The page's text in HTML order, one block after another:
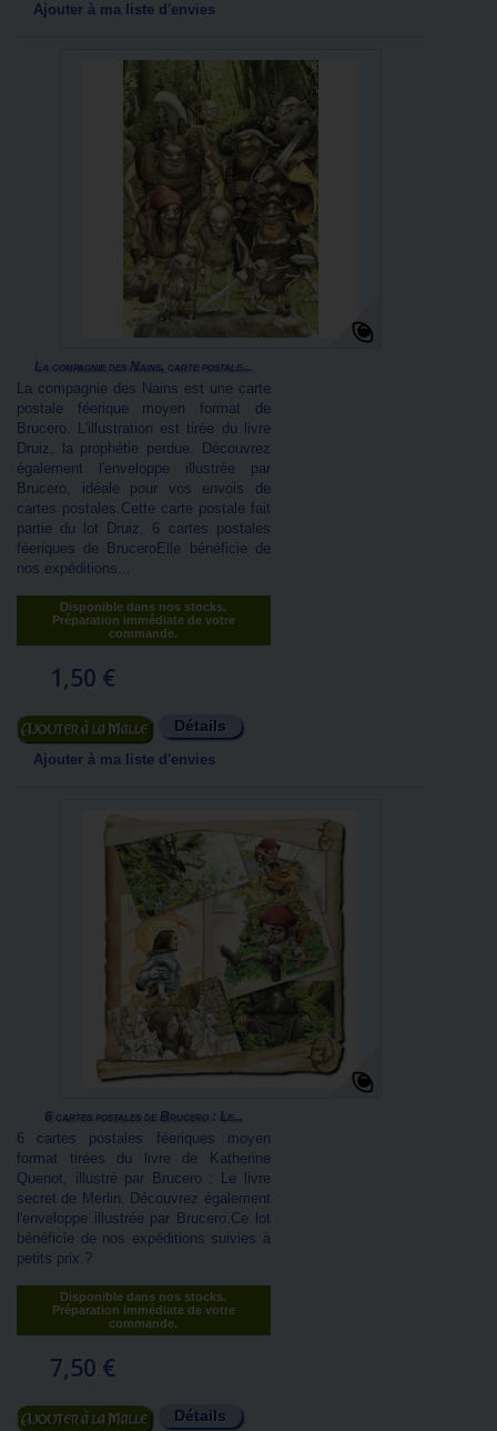
Ajouter à ma liste d'envies
La compagnie des Nains, carte postale...
La compagnie des Nains est une carte
postale féerique moyen format de
Brucero. L'illustration est tirée du livre
Druiz, la prophétie perdue. Découvrez
également l'enveloppe illustrée par
Brucero, idéale pour vos envois de
cartes postales.Cette carte postale fait
partie du lot Druiz, 6 cartes postales
féeriques de BruceroElle bénéficie de
nos expéditions...
Disponible dans nos stocks.
Préparation immédiate de votre
commande.
1,50 €
Ajouter au panier Détails
Ajouter à ma liste d'envies
6 cartes postales de Brucero : Le...
6 cartes postales féeriques moyen
format tirées du livre de Katherine
Quenot, illustré par Brucero : Le livre
secret de Merlin. Découvrez également
l'enveloppe illustrée par Brucero.Ce lot
bénéficie de nos expéditions suivies à
petits prix.?
Disponible dans nos stocks.
Préparation immédiate de votre
commande.
7,50 €
Ajouter au panier Détails